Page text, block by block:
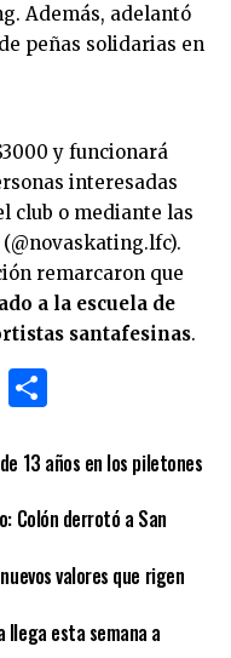
Además, adelantó
peñas solidarias en
y funcionará
interesadas
club o mediante las
remarcaron que
a la escuela de
santafesinas.
WhatsApp
13 años en los piletones
Colón derrotó a San
valores que rigen
llega esta semana a